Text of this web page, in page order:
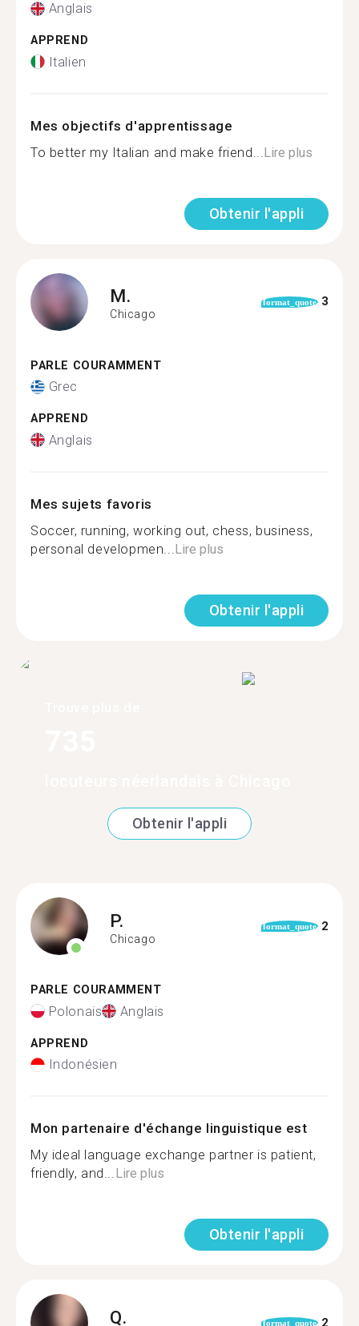
Anglais
APPREND
Italien
Mes objectifs d'apprentissage
To better my Italian and make friend... Lire plus
Obtenir l'appli
M.
Chicago
format_quote 3
PARLE COURAMMENT
Grec
APPREND
Anglais
Mes sujets favoris
Soccer, running, working out, chess, business,
personal developmen... Lire plus
Obtenir l'appli
Obtenir l'appli
P.
Chicago
format_quote 2
PARLE COURAMMENT
Polonais Anglais
APPREND
Indonésien
Mon partenaire d'échange linguistique est
My ideal language exchange partner is patient,
friendly, and...Lire plus
Obtenir l'appli
Q. format_quote 2